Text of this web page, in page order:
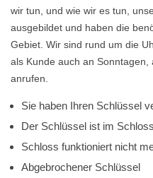
wir tun, und wie wir es tun,
ausgebildet und haben die
Gebiet. Wir sind rund um die
als Kunde auch an
anrufen.
Sie haben Ihren Schlüssel
Der Schlüssel ist im
Schloss funktioniert nicht
Abgebrochener Schlüssel